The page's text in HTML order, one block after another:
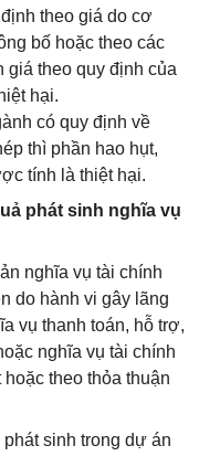
theo giá do cơ
bố hoặc theo các
giá theo quy định của
hại.
có quy định về
thì phần hao hụt,
tính là thiệt hại.
phát sinh nghĩa vụ
nghĩa vụ tài chính
do hành vi gây lãng
vụ thanh toán, hỗ trợ,
nghĩa vụ tài chính
theo thỏa thuận
sinh trong dự án